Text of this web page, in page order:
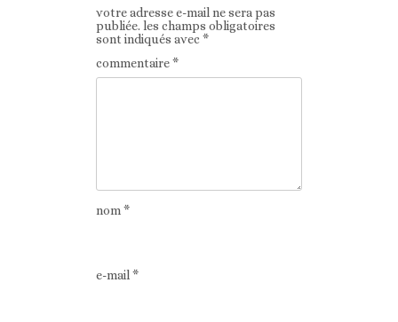
votre adresse e-mail ne sera pas
publiée. les champs obligatoires
sont indiqués avec*
commentaire*
nom*
e-mail*